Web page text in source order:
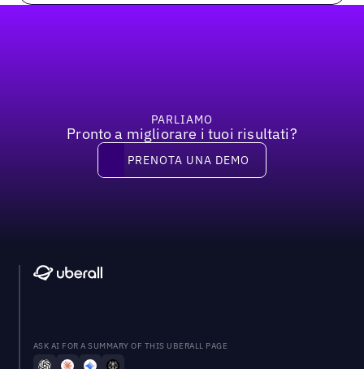
PARLIAMO
Pronto a migliorare i tuoi risultati?
Prenota una demo
PRENOTA UNA DEMO
ASK AI FOR A SUMMARY OF THIS UBERALL PAGE